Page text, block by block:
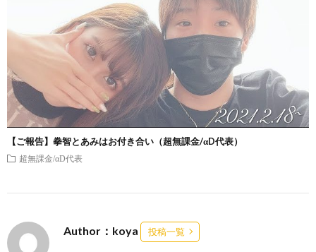
【ご報告】拳智とあみはお付き合い（超無課金/αD代表）
超無課金/αD代表
Author：koya 投稿一覧